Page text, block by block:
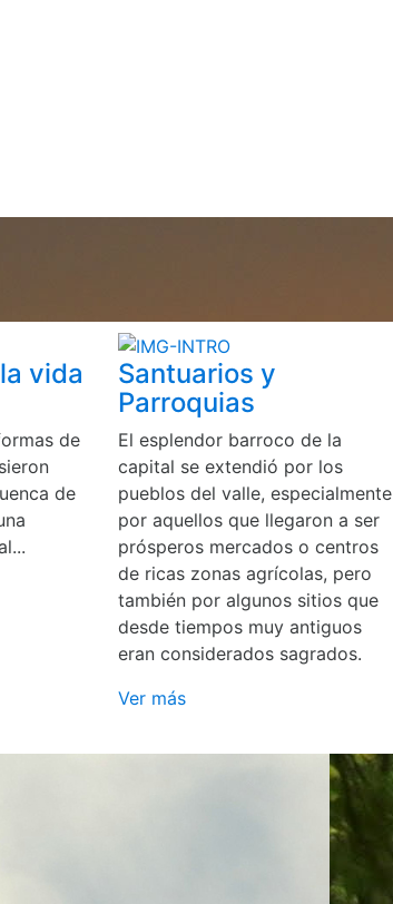
vida
de
de
Santuarios y
Parroquias
El esplendor barroco de la
capital se extendió por los
pueblos del valle, especialmente
por aquellos que llegaron a ser
prósperos mercados o centros
de ricas zonas agrícolas, pero
también por algunos sitios que
desde tiempos muy antiguos
eran considerados sagrados.
Ver más